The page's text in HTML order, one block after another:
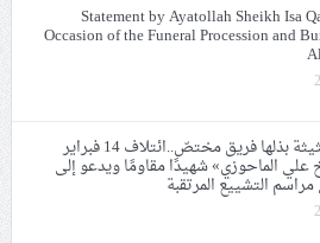
Statement by Ayatollah Sheikh Isa
Occasion of the Funeral Procession and
بعد جهود حثيثة بذلها فريق مختصّ..ائتلاف 14 فبراير
علي الماحوزي» شهيدًا مقاومًا ويدعو إلى
التشييع المرتقبة